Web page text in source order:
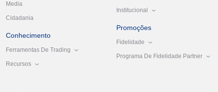
Media
Cidadania
Conhecimento
Ferramentas De Trading
Recursos
Institucional
Promoções
Fidelidade
Programa De Fidelidade Partner